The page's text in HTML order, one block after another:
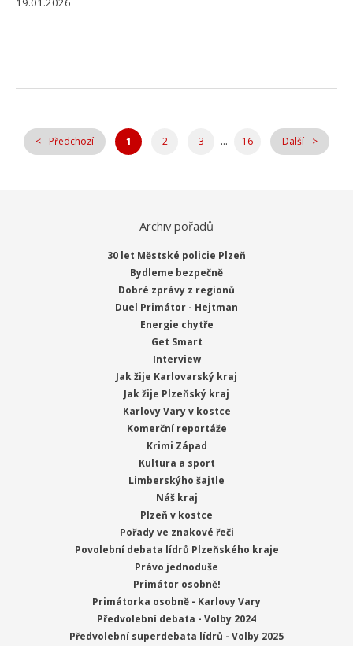
Předchozí 1 2 3 ... 16 Další
Archiv pořadů
30 let Městské policie Plzeň
Bydleme bezpečně
Dobré zprávy z regionů
Duel Primátor - Hejtman
Energie chytře
Get Smart
Interview
Jak žije Karlovarský kraj
Jak žije Plzeňský kraj
Karlovy Vary v kostce
Komerční reportáže
Krimi Západ
Kultura a sport
Limberskýho šajtle
Náš kraj
Plzeň v kostce
Pořady ve znakové řeči
Povolební debata lídrů Plzeňského kraje
Právo jednoduše
Primátor osobně!
Primátorka osobně - Karlovy Vary
Předvolební debata - Volby 2024
Předvolební superdebata lídrů - Volby 2025